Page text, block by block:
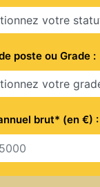
poste ou Grade :
brut* (en €) :